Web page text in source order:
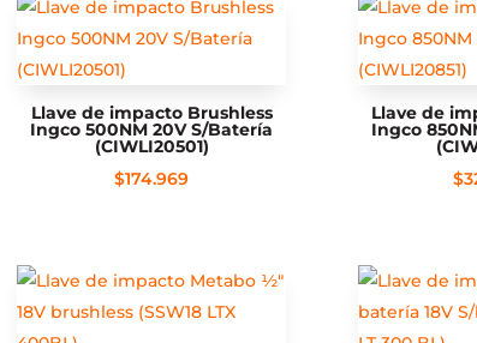
Llave de impacto Brushless
Ingco 500NM 20V S/Batería
(CIWLI20501)
$174.969
Llave de
Ingco
$